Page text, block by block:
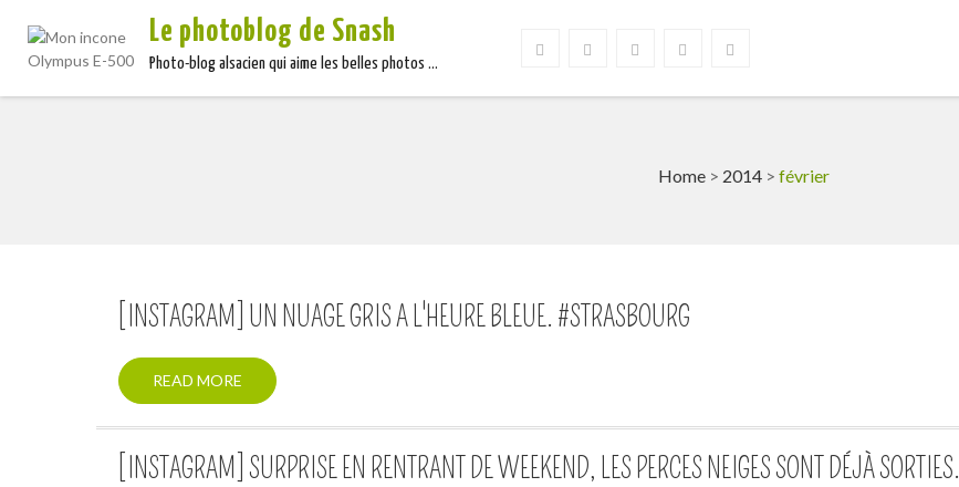
Le photoblog de Snash
Photo-blog alsacien qui aime les belles photos …
Home> 2014> février
[INSTAGRAM] UN NUAGE GRIS A L'HEURE BLEUE. #STRASBOURG
READ MORE
[INSTAGRAM] SURPRISE EN RENTRANT DE WEEKEND, LES PERCES NEIGES SONT DÉJÀ SORTIES.